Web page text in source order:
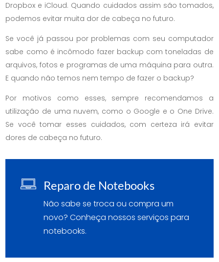
Dropbox e iCloud. Quando cuidados assim são tomados,
podemos evitar muita dor de cabeça no futuro.
Se você já passou por problemas com seu computador
sabe como é incômodo fazer backup com toneladas de
arquivos, fotos e programas de uma máquina para outra.
E quando não temos nem tempo de fazer o backup?
Por motivos como esses, sempre recomendamos a
utilização de uma nuvem, como o Google e o One Drive.
Se você tomar esses cuidados, com certeza irá evitar
dores de cabeça no futuro.
Reparo de Notebooks
Não sabe se troca ou compra um
novo? Conheça nossos serviços para
notebooks.